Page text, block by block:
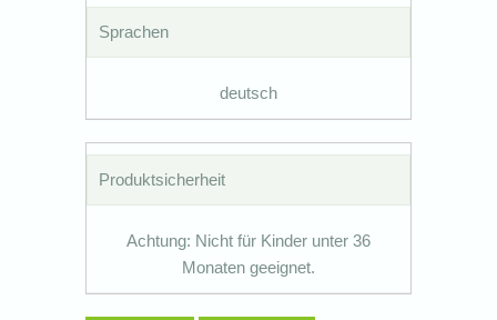
Sprachen
deutsch
Produktsicherheit
Achtung: Nicht für Kinder unter 36
Monaten geeignet.